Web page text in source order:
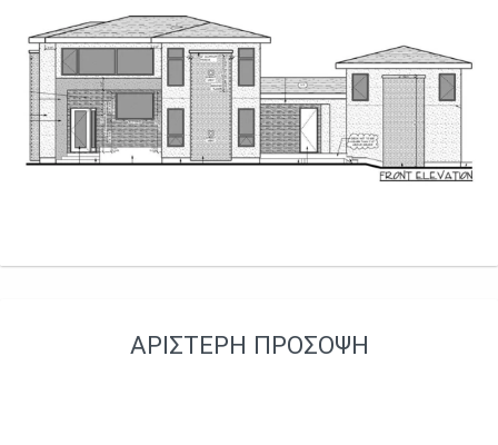
ΑΡΙΣΤΕΡΉ ΠΡΌΣΟΨΗ